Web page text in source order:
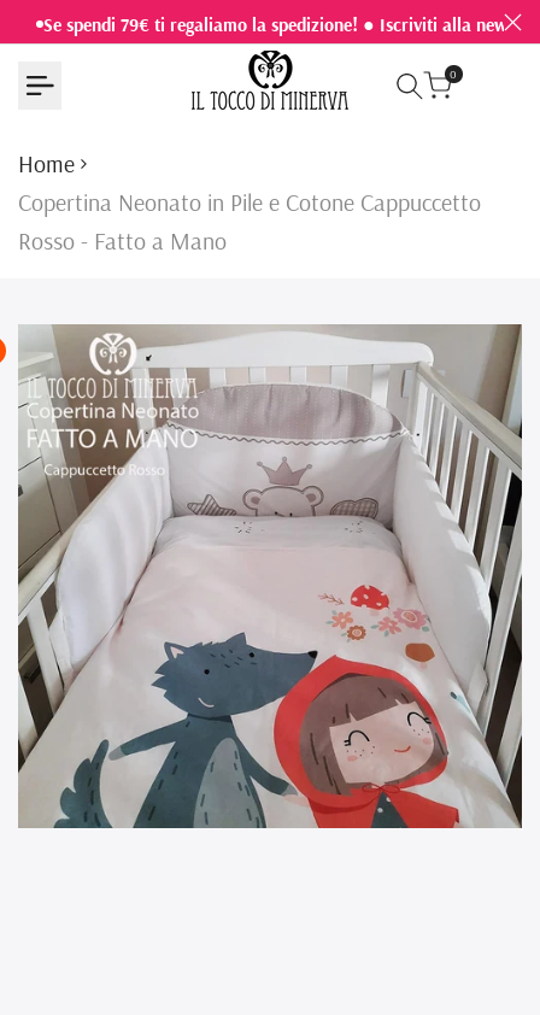
contenuto
Se spendi 79€ ti regaliamo la spedizione! ● Iscriviti alla
0
Home
Copertina Neonato in Pile e Cotone Cappuccetto
Rosso - Fatto a Mano